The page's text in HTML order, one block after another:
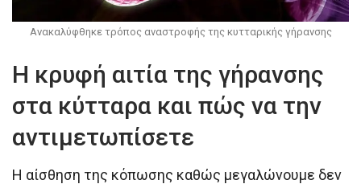
Ανακαλύφθηκε τρόπος αναστροφής της κυτταρικής γήρανσης
Η κρυφή αιτία της γήρανσης
στα κύτταρα και πώς να την
αντιμετωπίσετε
Η αίσθηση της κόπωσης καθώς μεγαλώνουμε δεν